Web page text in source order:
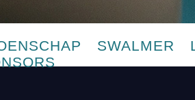
SWALMER